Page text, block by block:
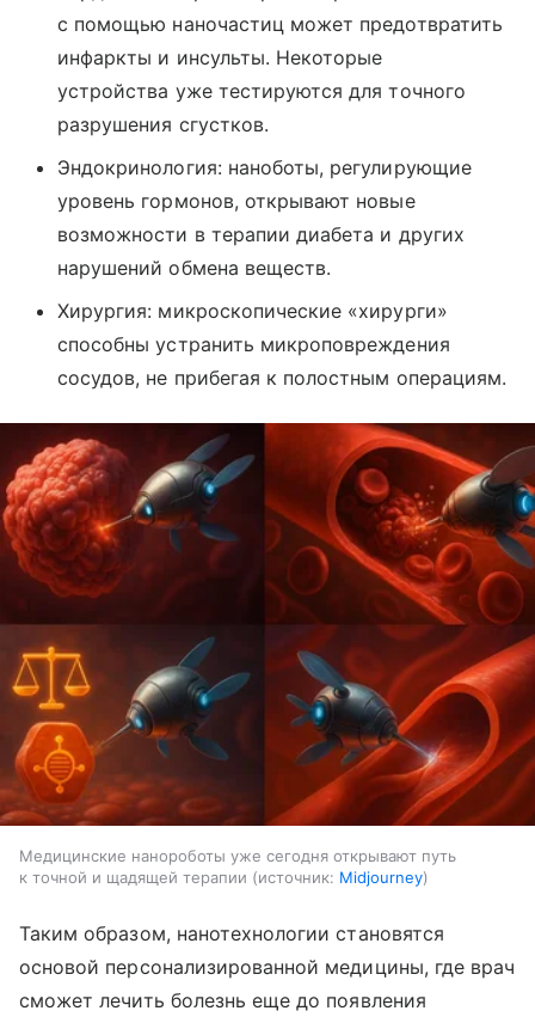
с помощью наночастиц может предотвратить
инфаркты и инсульты. Некоторые
устройства уже тестируются для точного
разрушения сгустков.
Эндокринология: наноботы, регулирующие
уровень гормонов, открывают новые
возможности в терапии диабета и других
нарушений обмена веществ.
Хирургия: микроскопические «хирурги»
способны устранить микроповреждения
сосудов, не прибегая к полостным операциям.
Медицинские нанороботы уже сегодня открывают путь
к точной и щадящей терапии
источник: Midjourney
Таким образом, нанотехнологии становятся
основой персонализированной медицины, где врач
сможет лечить болезнь еще до появления